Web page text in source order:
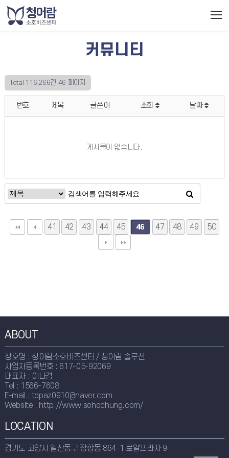
커뮤니티
Total 116,266건 46 페이지
번호 제목 글쓴이 조회 날짜
게시물이 없습니다.
41 42 43 44 45 46 47 48 49 50
ABOUT
상호명 : 청어람소호비즈센터 / 청어람 솔루션
사업자등록번호 : 617-05-92069
대표자 : 이나겸
Tel : 1566-7608
E-mail : topaz0910@naver.com
Website : http://www.sohochung.com/
LOCATION
경기도 고양시 일산동구 장항동 864-1 로얄프라자 9